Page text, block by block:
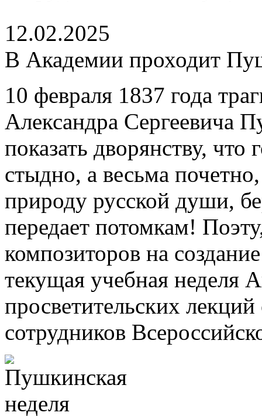
12.02.2025
В Академии проходит
10 февраля 1837 года
Александра Сергеевича
показать дворянству,
стыдно, а весьма
природу русской души,
передает потомкам!
композиторов на
текущая учебная неделя
просветительских
сотрудников